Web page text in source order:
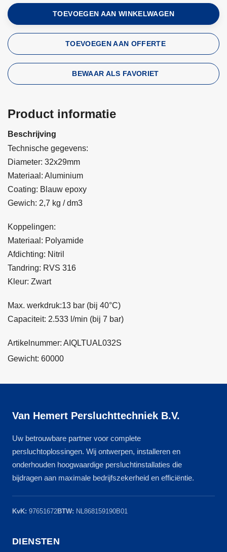
TOEVOEGEN AAN WINKELWAGEN
TOEVOEGEN AAN OFFERTE
BEWAAR ALS FAVORIET
Product informatie
Beschrijving
Technische gegevens:
Diameter: 32x29mm
Materiaal: Aluminium
Coating: Blauw epoxy
Gewich: 2,7 kg / dm3
Koppelingen:
Materiaal: Polyamide
Afdichting: Nitril
Tandring: RVS 316
Kleur: Zwart
Max. werkdruk:13 bar (bij 40°C)
Capaciteit: 2.533 l/min (bij 7 bar)
Artikelnummer: AIQLTUAL032S
Gewicht: 60000
Van Hemert Persluchttechniek B.V.
Uw betrouwbare partner voor complete
persluchtoplossingen. Wij ontwerpen, installeren en
onderhouden hoogwaardige persluchtinstallaties die
bijdragen aan maximale bedrijfszekerheid en efficiëntie.
KvK: 97651672BTW: NL868159190B01
DIENSTEN